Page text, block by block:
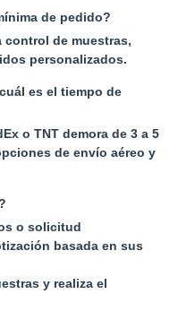
de pedido?
control de muestras,
personalizados.
es el tiempo de
o TNT demora de 3 a 5
de envío aéreo y
o solicitud
basada en sus
y realiza el